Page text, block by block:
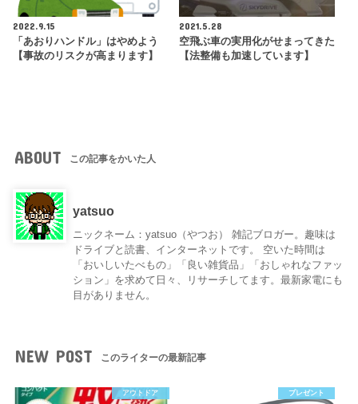
2022.9.15
「あおりハンドル」はやめよう
【事故のリスクが高まります】
2021.5.28
空飛ぶ車の実用化がせまってきた
【法整備も加速しています】
ABOUT この記事をかいた人
yatsuo
ニックネーム：yatsuo（やつお） 雑記ブロガー。趣味は
ドライブと読書、インターネットです。 空いた時間は
「おいしいたべもの」「良い雑貨品」「おしゃれなファッ
ション」を求めて日々、リサーチしてます。最新家電にも
目がありません。
NEW POST このライターの最新記事
アウトドア プレゼント